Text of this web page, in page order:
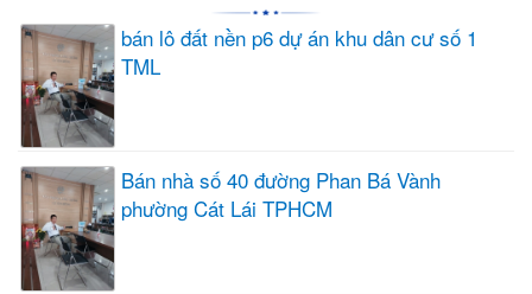
bán lô đất nền p6 dự án khu dân cư số 1
TML
Bán nhà số 40 đường Phan Bá Vành
phường Cát Lái TPHCM